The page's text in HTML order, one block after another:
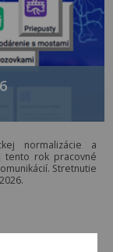
normalizácie a
tento rok pracovné
Stretnutie